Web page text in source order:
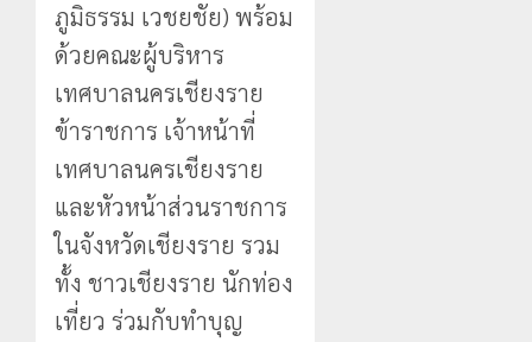
ภูมิธรรม เวชยชัย) พร้อม
ด้วยคณะผู้บริหาร
เทศบาลนครเชียงราย
ข้าราชการ เจ้าหน้าที่
เทศบาลนครเชียงราย
และหัวหน้าส่วนราชการ
ในจังหวัดเชียงราย รวม
ทั้ง ชาวเชียงราย นักท่อง
เที่ยว ร่วมกับทำบุญ